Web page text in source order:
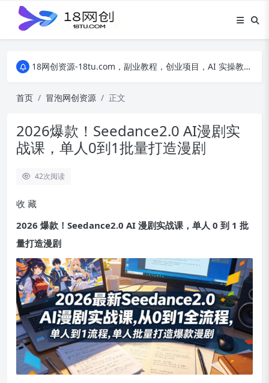
18网创资源-18tu.com，副业教程，创业项目，AI 实操教程，自媒体运营，电商干货，精品网盘资源，线上副业技巧，短视频创作教程
首页
冒泡网创资源 正文
2026爆款！Seedance2.0 AI漫剧实
战课，单人0到1批量打造漫剧
42次阅读
收 藏
2026 爆款！Seedance2.0 AI 漫剧实战课，单人 0 到 1 批
量打造漫剧